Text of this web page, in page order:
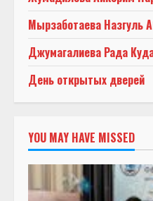
Мырзаботаева Назгуль
Джумагалиева Рада
День открытых дверей
YOU MAY HAVE MISSED